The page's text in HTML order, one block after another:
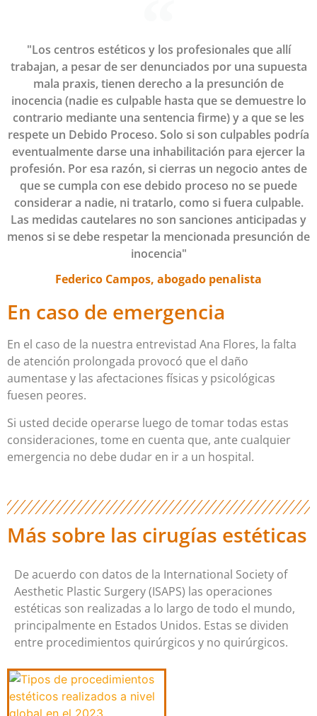
"Los centros estéticos y los profesionales que allí
trabajan, a pesar de ser denunciados por una supuesta
mala praxis, tienen derecho a la presunción de
inocencia (nadie es culpable hasta que se demuestre lo
contrario mediante una sentencia firme) y a que se les
respete un Debido Proceso. Solo si son culpables podría
eventualmente darse una inhabilitación para ejercer la
profesión. Por esa razón, si cierras un negocio antes de
que se cumpla con ese debido proceso no se puede
considerar a nadie, ni tratarlo, como si fuera culpable.
Las medidas cautelares no son sanciones anticipadas y
menos si se debe respetar la mencionada presunción de
inocencia"
Federico Campos, abogado penalista
En caso de emergencia
En el caso de la nuestra entrevistad Ana Flores, la falta
de atención prolongada provocó que el daño
aumentase y las afectaciones físicas y psicológicas
fuesen peores.
Si usted decide operarse luego de tomar todas estas
consideraciones, tome en cuenta que, ante cualquier
emergencia no debe dudar en ir a un hospital.
Más sobre las cirugías estéticas
De acuerdo con datos de la International Society of
Aesthetic Plastic Surgery (ISAPS) las operaciones
estéticas son realizadas a lo largo de todo el mundo,
principalmente en Estados Unidos. Estas se dividen
entre procedimientos quirúrgicos y no quirúrgicos.